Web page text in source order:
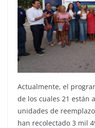
Actualmente, el
de los cuales 21 están
unidades de
han recolectado 3 mil